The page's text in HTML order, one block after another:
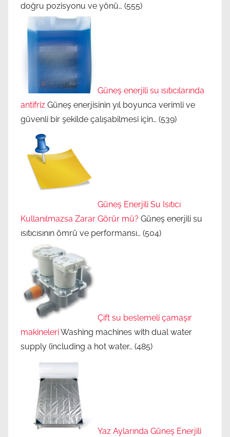
doğru pozisyonu ve yönü… (555)
Güneş enerjili su ısıtıcılarında
antifriz Güneş enerjisinin yıl boyunca verimli ve
güvenli bir şekilde çalışabilmesi için… (539)
Güneş Enerjili Su Isıtıcı
Kullanılmazsa Zarar Görür mü? Güneş enerjili su
ısıtıcısının ömrü ve performansı… (504)
Çift su beslemeli çamaşır
makineleriWashing machines with dual water
supply (including a hot water… (485)
Yaz Aylarında Güneş Enerjili